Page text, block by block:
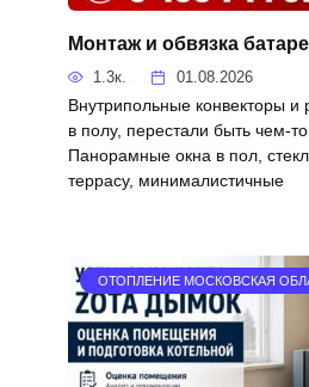
Монтаж и обвязка
1.3к. 01.08.2026
Внутрипольные конвекторы и
в полу, перестали быть чем-то
Панорамные окна в пол,
террасу, минималистичные
ОТОПЛЕНИЕ МОСКОВСКАЯ